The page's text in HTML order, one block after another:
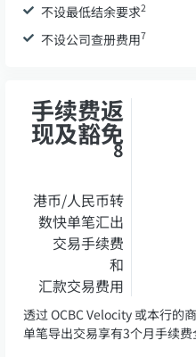
不设最低结余要求2
不设公司查册费用7
手续费返
现及豁免
8
港币/人民币转
数快单笔汇出
交易手续费
和
汇款交易费用
透过 OCBC Velocity 或本行的
单笔导出交易享有3个月手续费